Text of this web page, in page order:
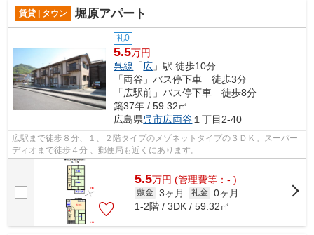
賃貸 | タウン 堀原アパート
礼0
5.5万円
呉線 「広 」駅 徒歩10分
「両谷」バス停下車 徒歩3分
「広駅前」バス停下車 徒歩8分
築37年 / 59.32㎡
広島県呉市広両谷 １丁目2-40
広駅まで徒歩８分、１、２階タイプのメゾネットタイプの３ＤＫ。スーパー
ディオまで徒歩４分 、郵便局も近くにあります。
5.5万円 (管理費等：- )
敷金 3ヶ月 礼金 0ヶ月
1-2階 / 3DK / 59.32㎡